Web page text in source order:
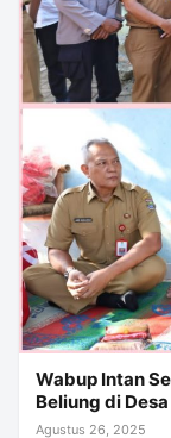
Wabup Intan
Beliung di
Agustus 26, 2025